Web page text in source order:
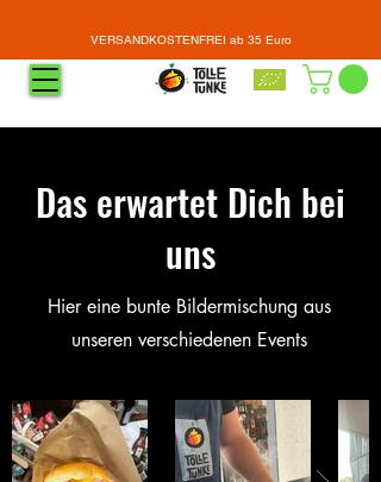
VERSANDKOSTENFREI ab 35 Euro
Das erwartet Dich bei
uns
Hier eine bunte Bildermischung aus
unseren verschiedenen Events